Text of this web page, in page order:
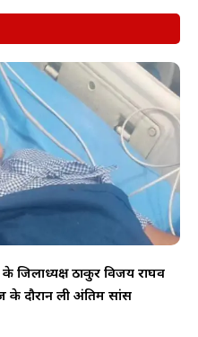
के जिलाध्यक्ष ठाकुर विजय राघव
के दौरान ली अंतिम सांस